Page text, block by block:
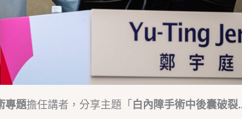
專題擔任講者，分享主題「 白內障手術中後囊破